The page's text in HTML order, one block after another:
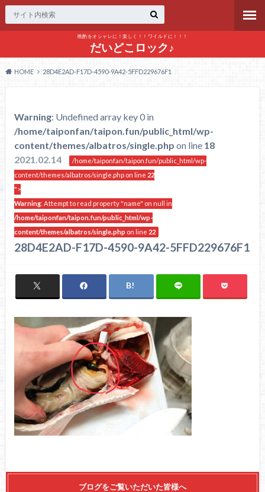
晩酌をオシャレに！楽しく！！ワイルドに！！！
だいどこロック♪
HOME 28D4E2AD-F17D-4590-9A42-5FFD229676F1
Warning: Undefined array key 0 in
/home/taiponfan/taipon.fun/public_html/wp-
content/themes/albatros/single.php on line 18
2021.02.14
/home/taiponfan/taipon.fun/public_html/wp-
content/themes/albatros/single.php on line 22
">
Warning: Attempt to read property "name" on null in
/home/taiponfan/taipon.fun/public_html/wp-
content/themes/albatros/single.php on line 22
28D4E2AD-F17D-4590-9A42-5FFD229676F1
ブログをご覧いただいた皆様へ